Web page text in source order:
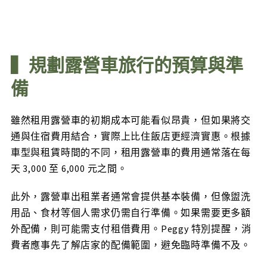
▍規劃露營車旅行的預算與準
備
雖然租用露營車的初期成本可能看似昂貴，但如果將交
通與住宿費用結合，實際上比住飯店更經濟實惠。根據
車型與租賃時間的不同，租用露營車的費用通常落在每
天 3,000 至 6,000 元之間。
此外，露營車出租業者通常會提供基本裝備，但像盥洗
用品、食材等個人需求仍需自行準備。如果需要更多額
外配備，則可能需支付租借費用。Peggy 特別提醒，消
費者應事先了解店家的配備範圍，避免臨時準備不及。